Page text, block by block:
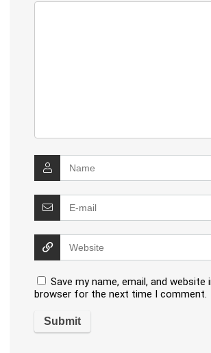
Save my name, email, and website
browser for the next time I comment.